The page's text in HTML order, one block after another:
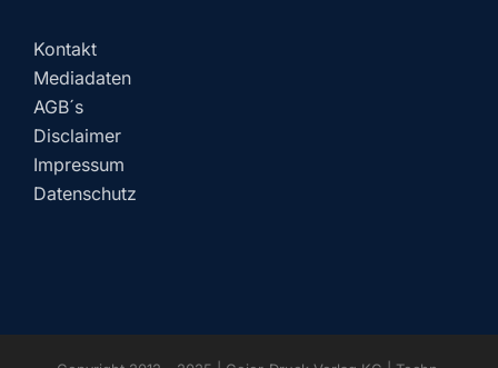
Kontakt
Mediadaten
AGB´s
Disclaimer
Impressum
Datenschutz